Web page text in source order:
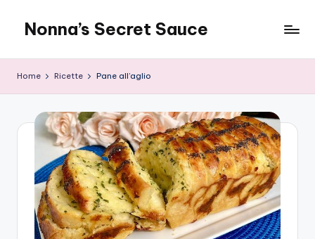
content
Nonna’s Secret Sauce
Home Ricette Pane all’aglio